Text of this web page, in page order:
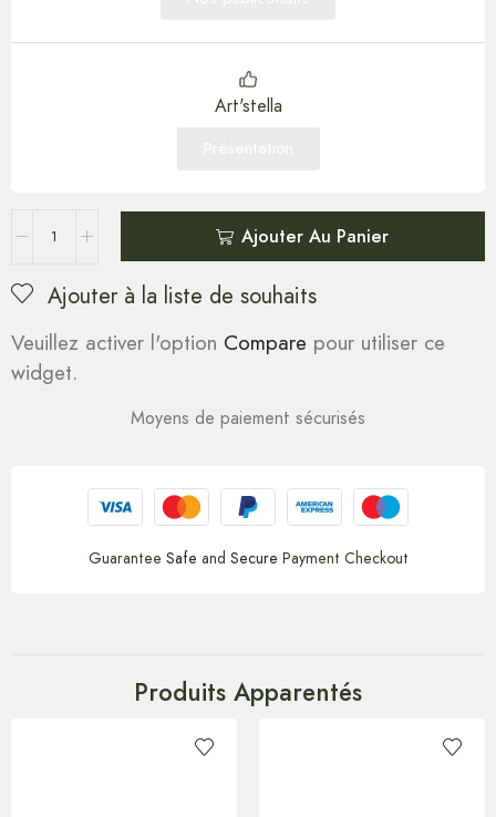
Art'stella
Ajouter Au Panier
Ajouter à la liste de souhaits
Veuillez activer l'option Compare pour utiliser ce
widget.
Moyens de paiement sécurisés
Guarantee Safe and Secure Payment Checkout
Produits Apparentés